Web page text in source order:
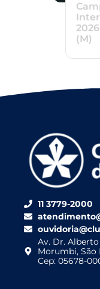
(M)
11 3779-2000
Av. Dr.
Morumbi, São
Cep: 05678-